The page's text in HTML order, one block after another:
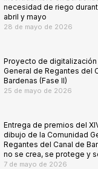
necesidad de riego
abril y mayo
28 de mayo de 2026
Proyecto de digitalización
General de Regantes del
Bardenas (Fase II)
25 de mayo de 2026
Entrega de premios del
dibujo de la Comunidad
Regantes del Canal de
no se crea, se protege y
7 de mayo de 2026